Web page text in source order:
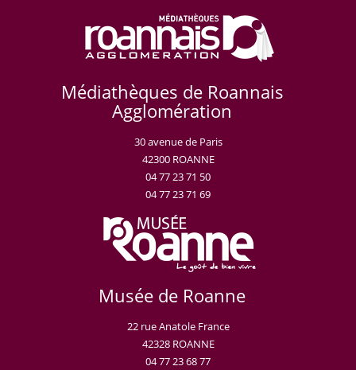
Médiathèques de Roannais
Agglomération
30 avenue de Paris
42300 ROANNE
04 77 23 71 50
04 77 23 71 69
Musée de Roanne
22 rue Anatole France
42328 ROANNE
04 77 23 68 77